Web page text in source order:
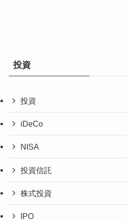
投資
投資
iDeCo
NISA
投資信託
株式投資
IPO